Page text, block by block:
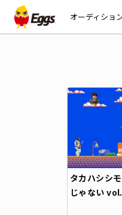
オーディショ
タカハシシ
じゃない